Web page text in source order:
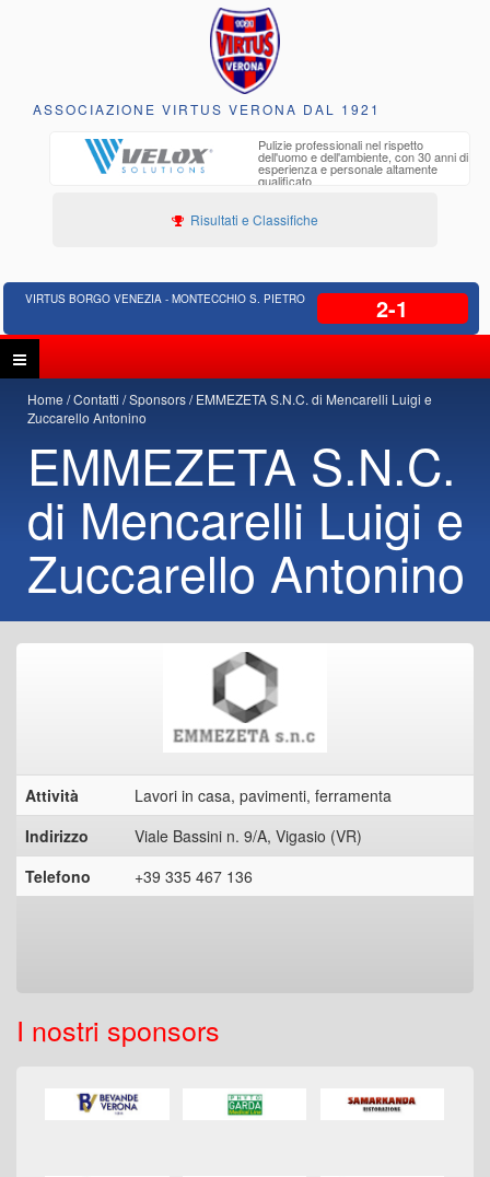
ASSOCIAZIONE VIRTUS VERONA DAL 1921
Pulizie professionali nel rispetto
dell'uomo e dell'ambiente, con 30 anni di
esperienza e personale altamente
qualificato
Risultati e Classifiche
VIRTUS BORGO VENEZIA - MONTECCHIO S. PIETRO 2-1
Home Contatti Sponsors EMMEZETA S.N.C. di Mencarelli Luigi e
Zuccarello Antonino
EMMEZETA S.N.C.
di Mencarelli Luigi e
Zuccarello Antonino
Attività
Lavori in casa, pavimenti, ferramenta
Indirizzo
Viale Bassini n. 9/A, Vigasio (VR)
Telefono
+39 335 467 136
I nostri sponsors